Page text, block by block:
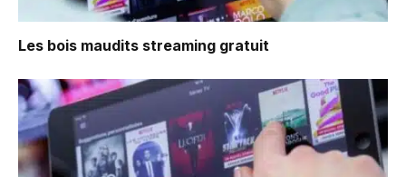
Les bois maudits streaming gratuit